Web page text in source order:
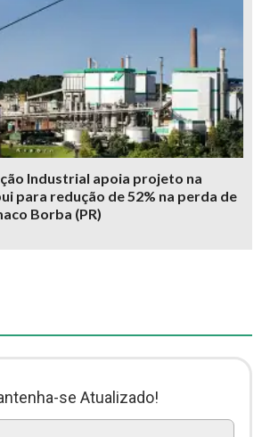
Industrial apoia projeto na
para redução de 52% na perda de
Borba (PR)
se Atualizado!